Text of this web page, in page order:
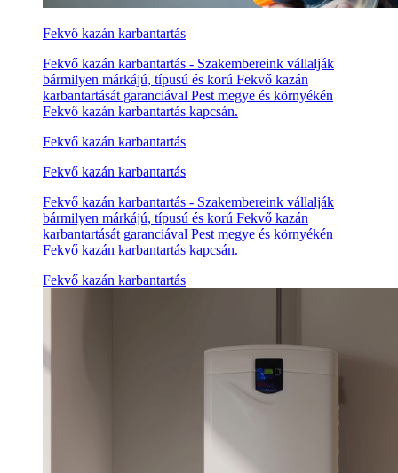
Fekvő kazán karbantartás
Fekvő kazán karbantartás - Szakembereink vállalják
bármilyen márkájú, típusú és korú Fekvő kazán
karbantartását garanciával Pest megye és környékén
Fekvő kazán karbantartás kapcsán.
Fekvő kazán karbantartás
Fekvő kazán karbantartás
Fekvő kazán karbantartás - Szakembereink vállalják
bármilyen márkájú, típusú és korú Fekvő kazán
karbantartását garanciával Pest megye és környékén
Fekvő kazán karbantartás kapcsán.
Fekvő kazán karbantartás